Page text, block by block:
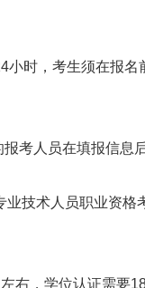
时，考生须在报名
考人员在填报信息
术人员职业资格
，学位认证需要